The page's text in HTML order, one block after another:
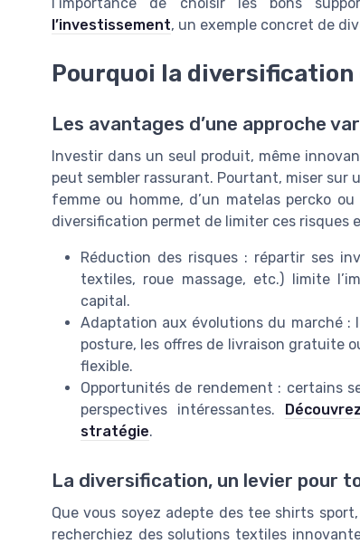
l’investissement, un exemple concret de
Pourquoi la
Les avantages d’une approche
Investir dans un seul produit, même
peut sembler rassurant. Pourtant, miser sur
femme ou homme, d’un matelas percko
diversification permet de limiter ces risques
Réduction des risques : répartir ses
textiles, roue massage, etc.) limite
capital.
Adaptation aux évolutions du marché :
posture, les offres de livraison gratuite
flexible.
Opportunités de rendement : certains
perspectives intéressantes.
stratégie.
La diversification, un levier pour
Que vous soyez adepte des tee shirts
recherchiez des solutions textiles